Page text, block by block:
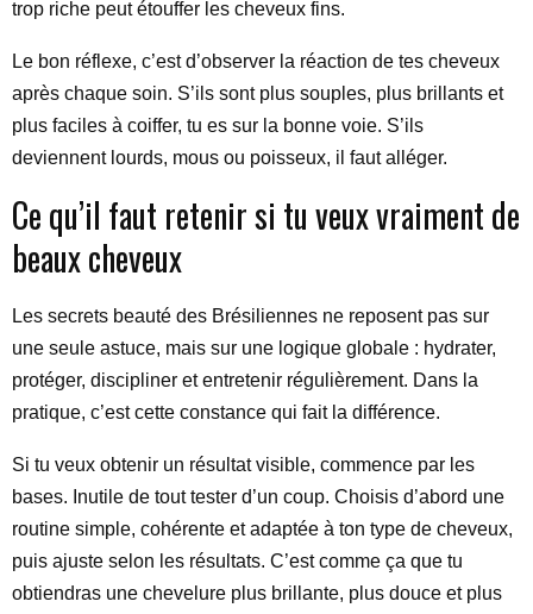
trop riche peut étouffer les cheveux fins.
Le bon réflexe, c’est d’observer la réaction de tes cheveux
après chaque soin. S’ils sont plus souples, plus brillants et
plus faciles à coiffer, tu es sur la bonne voie. S’ils
deviennent lourds, mous ou poisseux, il faut alléger.
Ce qu’il faut retenir si tu veux vraiment de
beaux cheveux
Les secrets beauté des Brésiliennes ne reposent pas sur
une seule astuce, mais sur une logique globale : hydrater,
protéger, discipliner et entretenir régulièrement. Dans la
pratique, c’est cette constance qui fait la différence.
Si tu veux obtenir un résultat visible, commence par les
bases. Inutile de tout tester d’un coup. Choisis d’abord une
routine simple, cohérente et adaptée à ton type de cheveux,
puis ajuste selon les résultats. C’est comme ça que tu
obtiendras une chevelure plus brillante, plus douce et plus